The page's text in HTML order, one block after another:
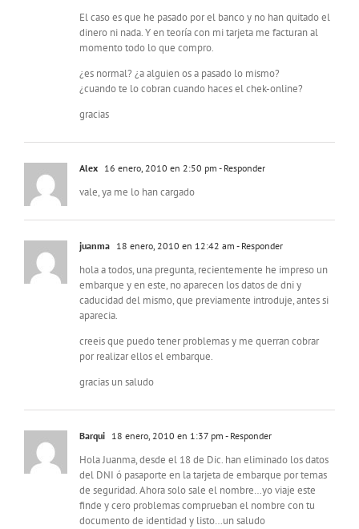
El caso es que he pasado por el banco y no han quitado el
dinero ni nada. Y en teoría con mi tarjeta me facturan al
momento todo lo que compro.
¿es normal? ¿a alguien os a pasado lo mismo?
¿cuando te lo cobran cuando haces el chek-online?
gracias
Alex 16 enero, 2010 en 2:50 pm - Responder
vale, ya me lo han cargado
juanma 18 enero, 2010 en 12:42 am - Responder
hola a todos, una pregunta, recientemente he impreso un
embarque y en este, no aparecen los datos de dni y
caducidad del mismo, que previamente introduje, antes si
aparecia.
creeis que puedo tener problemas y me querran cobrar
por realizar ellos el embarque.
gracias un saludo
Barqui 18 enero, 2010 en 1:37 pm - Responder
Hola Juanma, desde el 18 de Dic. han eliminado los datos
del DNI ó pasaporte en la tarjeta de embarque por temas
de seguridad. Ahora solo sale el nombre…yo viaje este
finde y cero problemas comprueban el nombre con tu
documento de identidad y listo…un saludo